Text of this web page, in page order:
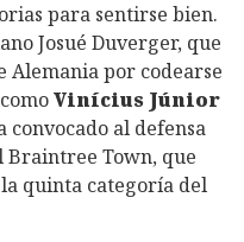
para sentirse bien.
Josué Duverger, que
por codearse
Vinícius Júnior
convocado al defensa
Braintree Town, que
quinta categoría del